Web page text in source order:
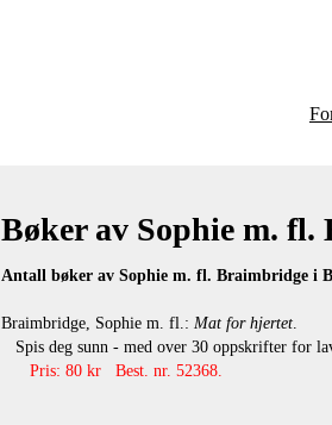
Bøker av Sophie m.
Antall bøker av Sophie m. fl. Braimbridge i
Braimbridge, Sophie m. fl.: Mat for hjertet.
Spis deg sunn - med over 30 oppskrifter for
Pris: 80 kr Best. nr. 52368.